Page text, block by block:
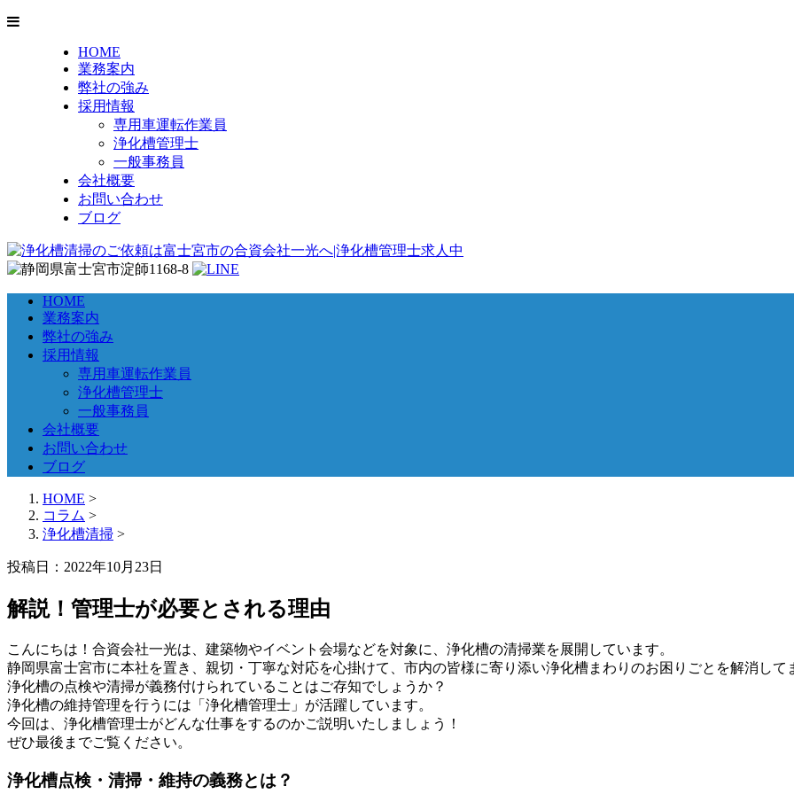
HOME
業務案内
弊社の強み
採用情報
専用車運転作業員
浄化槽管理士
一般事務員
会社概要
お問い合わせ
ブログ
HOME
業務案内
弊社の強み
採用情報
専用車運転作業員
浄化槽管理士
一般事務員
会社概要
お問い合わせ
ブログ
HOME >
コラム >
浄化槽清掃 >
投稿日：2022年10月23日
解説！管理士が必要とされる理由
こんにちは！合資会社一光は、建築物やイベント会場などを対象に、浄化槽の清掃業を展開しています。
静岡県富士宮市に本社を置き、親切・丁寧な対応を心掛けて、市内の皆様に寄り添い浄化槽まわりのお困りごとを解消して
浄化槽の点検や清掃が義務付けられていることはご存知でしょうか？
浄化槽の維持管理を行うには「浄化槽管理士」が活躍しています。
今回は、浄化槽管理士がどんな仕事をするのかご説明いたしましょう！
ぜひ最後までご覧ください。
浄化槽点検・清掃・維持の義務とは？